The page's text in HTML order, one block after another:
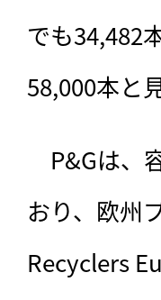
でも34,482
58,000本と
P&Gは、
おり、欧州
Recyclers